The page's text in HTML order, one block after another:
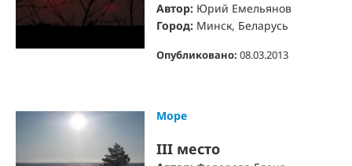
Автор: Юрий Емельянов
Город: Минск, Беларусь
Опубликовано: 08.03.2013
Море
III место